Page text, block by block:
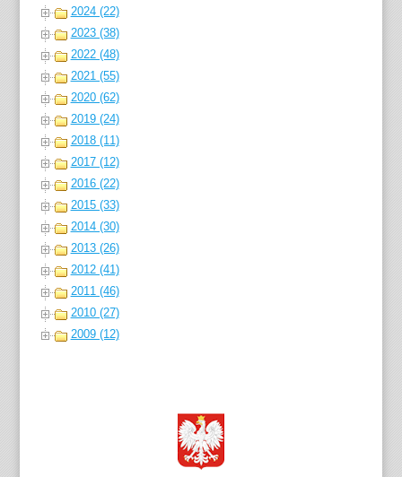
2024 (22)
2023 (38)
2022 (48)
2021 (55)
2020 (62)
2019 (24)
2018 (11)
2017 (12)
2016 (22)
2015 (33)
2014 (30)
2013 (26)
2012 (41)
2011 (46)
2010 (27)
2009 (12)